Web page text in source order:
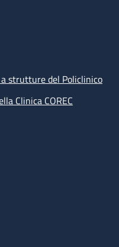
strutture del Policlinico
Clinica COREC